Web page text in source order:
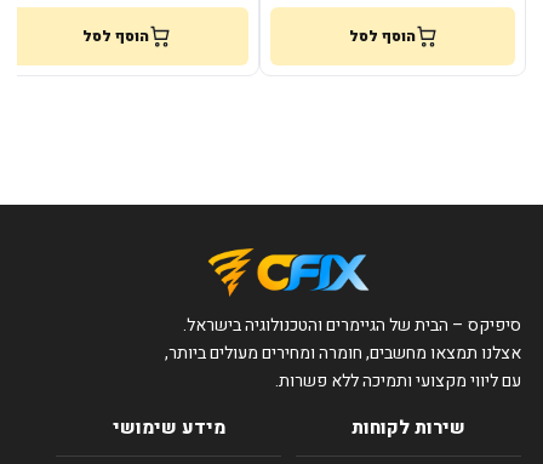
הוסף לסל הוסף לסל
סיפיקס – הבית של הגיימרים והטכנולוגיה בישראל.
אצלנו תמצאו מחשבים, חומרה ומחירים מעולים ביותר,
עם ליווי מקצועי ותמיכה ללא פשרות.
שירות לקוחות מידע שימושי